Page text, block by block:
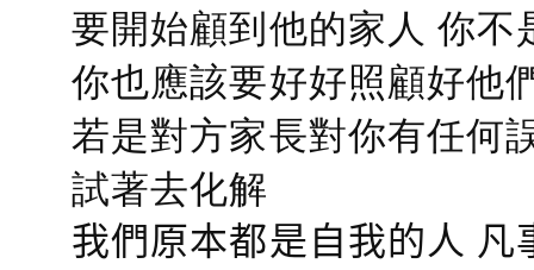
要開始顧到他的家人 你
你也應該要好好照顧好他
若是對方家長對你有任何
試著去化解
我們原本都是自我的人